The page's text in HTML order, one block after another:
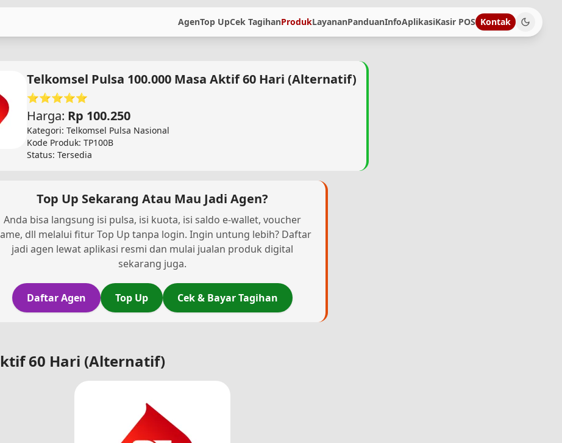
AgenTop UpCek TagihanProdukLayananPanduanInfoAplikasiKasir POS Kontak
Telkomsel Pulsa 100.000 Masa Aktif 60 Hari (Alternatif)
⭐⭐⭐⭐⭐
Harga: Rp 100.250
Kategori: Telkomsel Pulsa Nasional
Kode Produk: TP100B
Status: Tersedia
Top Up Sekarang Atau Mau Jadi Agen?
Anda bisa langsung isi pulsa, isi kuota, isi saldo e-wallet, voucher
dll melalui fitur Top Up tanpa login. Ingin untung lebih? Daftar
jadi agen lewat aplikasi resmi dan mulai jualan produk digital
sekarang juga.
Daftar Agen Top Up Cek & Bayar Tagihan
60 Hari (Alternatif)